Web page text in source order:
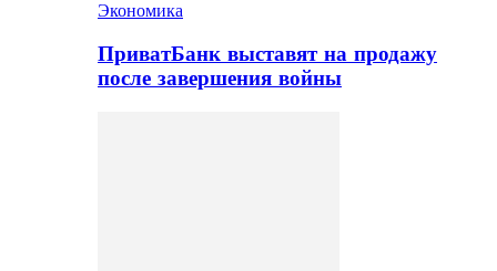
Экономика
ПриватБанк выставят на продажу
после завершения войны